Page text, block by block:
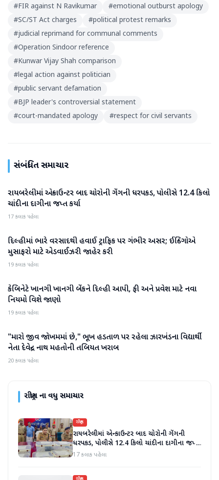
#FIR against N Ravikumar #emotional outburst apology
#SC/ST Act charges #political protest remarks
#judicial reprimand for communal comments
#Operation Sindoor reference
#Kunwar Vijay Shah comparison
#legal action against politician
#public servant defamation
#BJP leader's controversial statement
#court-mandated apology #respect for civil servants
સંબંધિત સમાચાર
રાષ્ટ્રીય
રાયબરેલીમાં એન્કાઉન્ટર બાદ ચોરોની ગેંગની ધરપકડ, પોલીસે 12.4 કિલો
ચાંદીના દાગીના જપ્ત કર્યા
17 કલાક પહેલા
રાષ્ટ્રીય
દિલ્હીમાં ભારે વરસાદથી હવાઈ ટ્રાફિક પર ગંભીર અસર; ઈન્ડિગોએ
મુસાફરો માટે એડવાઈઝરી જાહેર કરી
19 કલાક પહેલા
રાષ્ટ્રીય
કેબિનેટે ખાનગી ખાનગી બેંકને દિલ્હી આપી, ફી અને પ્રવેશ માટે નવા
નિયમો વિશે જાણો
19 કલાક પહેલા
રાષ્ટ્રીય
"મારો જીવ જોખમમાં છે," ભૂખ હડતાળ પર રહેલા ઝારખંડના વિદ્યાર્થી
નેતા દેવેન્દ્ર નાથ મહતોની તબિયત ખરાબ
20 કલાક પહેલા
રાષ્ટ્રીયના વધુ સમાચાર
રાષ્ટ્રીય
રાયબરેલીમાં એન્કાઉન્ટર બાદ ચોરોની ગેંગની
ધરપકડ, પોલીસે 12.4 કિલો ચાંદીના દાગીના જપ્ત
કર્યા
17 કલાક પહેલા